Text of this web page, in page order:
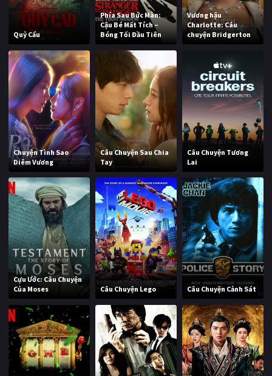
Quỷ Cẩu
Phía Sau Bức Màn:
Cậu Bé Mất Tích –
Bóng Tối Đầu Tiên
Vương hậu
Charlotte: Câu
chuyện Bridgerton
Chuyện Tình Sao
Diêm Vương
Câu Chuyện Sau Chia
Tay
Câu Chuyện Tương
Lai
Cựu Ước: Câu Chuyện
Của Moses
Câu Chuyện Lego Câu Chuyện Cảnh Sát